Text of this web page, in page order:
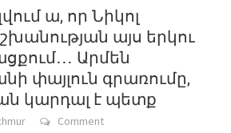
ա, որ Նիկոլ
այս երկու
Արմեն
փայլուն գրառումը,
կարդալ է պետք
Comment